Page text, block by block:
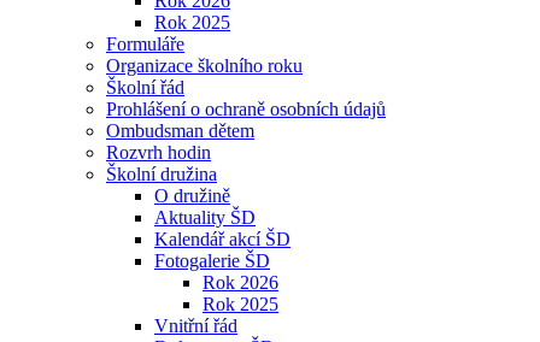
Rok 2025
Formuláře
Organizace školního roku
Školní řád
Prohlášení o ochraně osobních údajů
Ombudsman dětem
Rozvrh hodin
Školní družina
O družině
Aktuality ŠD
Kalendář akcí ŠD
Fotogalerie ŠD
Rok 2026
Rok 2025
Vnitřní řád